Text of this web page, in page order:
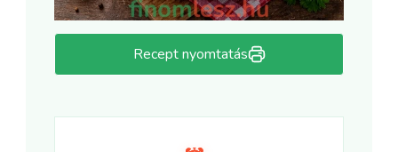
Recept nyomtatás